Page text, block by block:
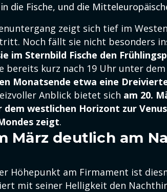
die Fische, und die
zeigt sich tief im
Noch fällt sie nicht besonders
im Sternbild Fische den
bereits kurz nach 19 Uhr unter
Monatsende etwa eine
Anblick bietet sich am 20.
dem westlichen Horizont zur
zeigt.
März deutlich am
Höhepunkt am Firmament ist
mit seiner Helligkeit den